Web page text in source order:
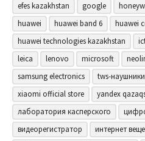
efes kazakhstan
google
huawei
huawei band 6
huawei
huawei technologies kazakhstan
leica
lenovo microsoft
samsung electronics
tws-наушники
xiaomi official store
yandex
лаборатория касперского
видеорегистратор
интернет